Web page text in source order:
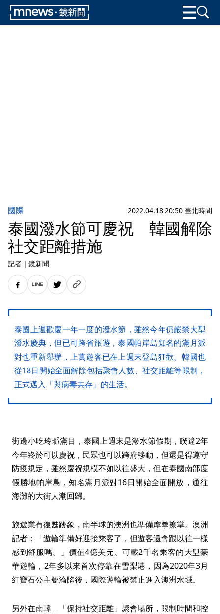
國際 2022.04.18 20:50 臺北時間
泰國潑水節可慶祝 韓國解除
社交距離措施
記者 ｜ 鏡新聞
泰國上週歡慶一年一度的潑水節，雖然今年仍嚴禁大型
潑水慶典，但已可跨省旅遊，泰國帕岸島知名的滿月派
對也重新舉辦，上萬遊客已在上週末登島狂歡。韓國也
從18日開始全面解除包括聚會人數、社交距離等限制，
正式邁入「與病毒共存」的生活。
街邊小吃玲瑯滿目，泰國上週末是潑水節假期，睽違2年
今年終於可以慶祝，民眾也可以跨府移動，但還是得遵守
防疫規定，雖然慶祝規模不如以往盛大，但在泰國南部度
假勝地帕岸島，知名滿月派對16日開始全面開放，通往
海灘的大街人潮回歸。
旅遊業有復甦跡象，南半球的澳洲也準備摩拳擦掌。澳洲
記者：「遊輪準備好迎接乘客了，但遊客還會跟以往一樣
感到舒服嗎。」價值4億美元、可載2千名乘客的大型豪
華遊輪，2年多以來首次停靠在雪梨港，因為2020年3月
紅寶石公主號淪陷後，國際遊輪被禁止進入澳洲水域。
另外在南韓，「保持社交距離」聚會場所，限制時間和控